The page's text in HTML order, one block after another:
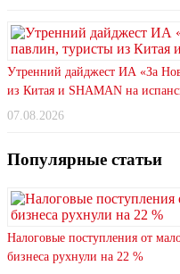
Утренний дайджест ИА «За
из Китая и SHAMAN на
07.08.2026
Популярные статьи
Налоговые поступления от
бизнеса рухнули на 22 %